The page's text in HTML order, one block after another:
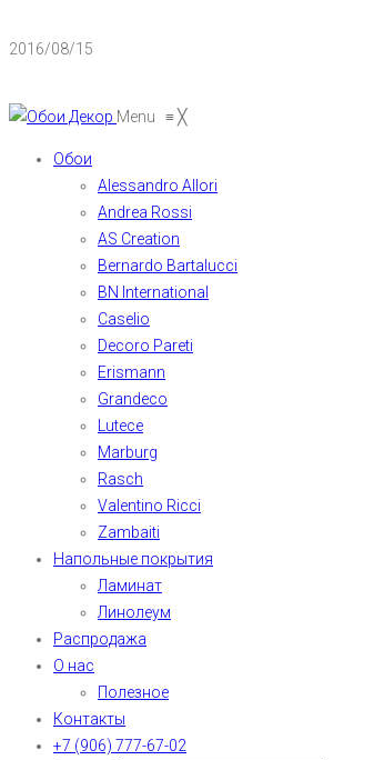
2016/08/15
Menu ≡╳
Обои
Alessandro Allori
Andrea Rossi
AS Creation
Bernardo Bartalucci
BN International
Caselio
Decoro Pareti
Erismann
Grandeco
Lutece
Marburg
Rasch
Valentino Ricci
Zambaiti
Напольные покрытия
Ламинат
Линолеум
Распродажа
О нас
Полезное
Контакты
+7 (906) 777-67-02